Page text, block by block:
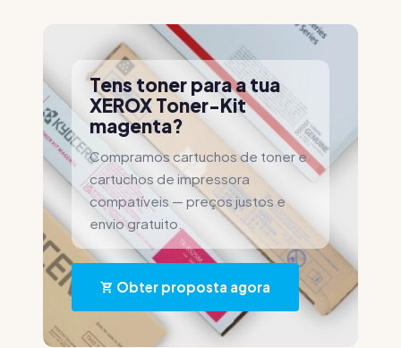
Tens toner para a tua
XEROX Toner-Kit
magenta?
Compramos cartuchos de toner e
cartuchos de impressora
compatíveis — preços justos e
envio gratuito.
Obter proposta agora